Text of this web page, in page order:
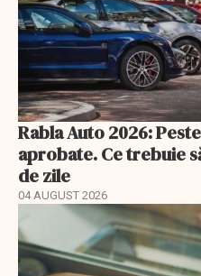
Rabla Auto 2026:
aprobate. Ce trebuie
de zile
04 AUGUST 2026